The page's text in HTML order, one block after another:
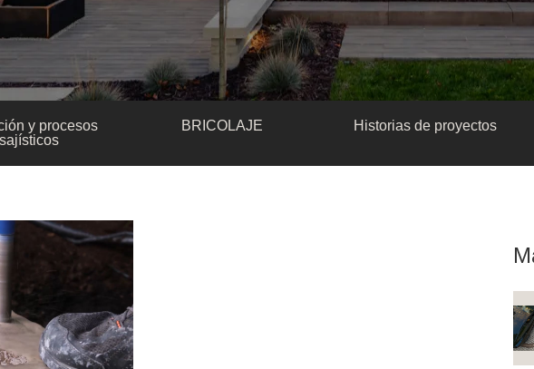
y procesos
BRICOLAJE Historias de proyectos